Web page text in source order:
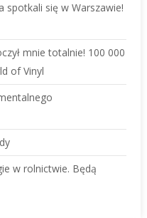
spotkali się w Warszawie!
mnie totalnie! 100 000
of Vinyl
w rolnictwie. Będą